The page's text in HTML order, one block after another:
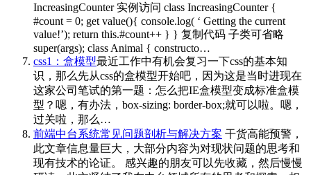
IncreasingCounter 实例访问 class IncreasingCounter {
#count = 0; get value(){ console.log( ‘ Getting the current
value!’); return this.#count++ } } 复制代码 子类可省略
super(args); class Animal { constructo…
css1：盒模型最近工作中有机会复习一下css的基本知
识，那么先从css的盒模型开始吧，因为这是当时进现在
这家公司笔试的第一题：怎么把IE盒模型变成标准盒模
型？嗯，有办法，box-sizing: border-box;就可以啦。嗯，
过关啦，那么…
前端中台系统常见问题剖析与解决方案 干货高能预警，
此文章信息量巨大，大部分内容为对现状问题的思考和
现有技术的论证。 感兴趣的朋友可以先收藏，然后慢慢